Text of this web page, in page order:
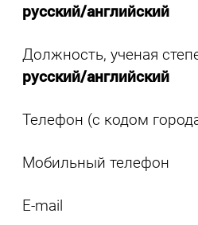
русский/английский
Должность, ученая
русский/английский
Телефон (с кодом
Мобильный телефон
E-mail